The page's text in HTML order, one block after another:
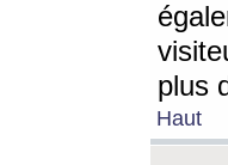
plus
Haut